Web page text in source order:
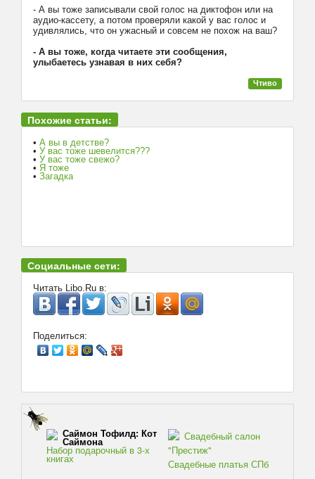
- А вы тоже записывали свой голос на диктофон или на
аудио-кассету, а потом проверяли какой у вас голос и
удивлялись, что он ужасный и совсем не похож на ваш?
- А вы тоже, когда читаете эти сообщения,
улыбаетесь узнавая в них себя?
Чтиво
Похожие статьи:
• А вы в детстве?
• У вас тоже шевелится???
• У вас тоже свежо?
• Я тоже
• Загадка
Социальные сети:
Читать Libo.Ru в:
Поделиться:
Саймон Тофилд: Кот
Саймона
Набор подарочный в 3-х
книгах
Свадебный салон
"Престиж"
Свадебные платья СПб